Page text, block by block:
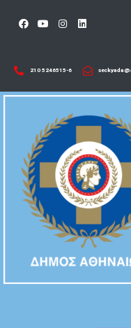
210 5246515-6​